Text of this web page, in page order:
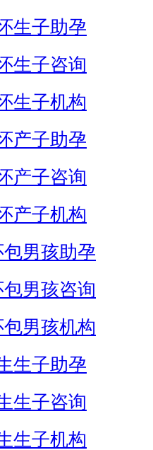
生子助孕
生子咨询
生子机构
产子助孕
产子咨询
产子机构
男孩助孕
男孩咨询
男孩机构
生子助孕
生子咨询
生子机构